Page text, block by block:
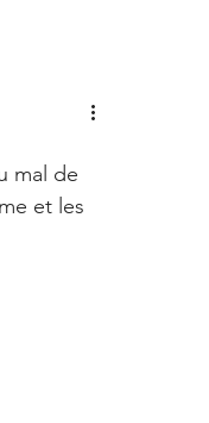
mal de
et les